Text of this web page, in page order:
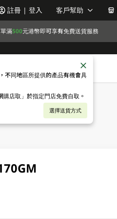
註冊 | 登入 客戶幫助
滿500元港幣即可享有免費送貨服務
不同地區所提供的產品有機會具
購店取」於指定門店免費自取。
選擇送貨方式